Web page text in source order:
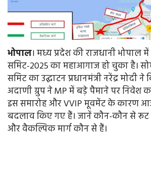
भोपाल। मध्य प्रदेश की राजधानी भोपाल
समिट-2025 का महाआगाज हो चुका है।
समिट का उद्घाटन प्रधानमंत्री नरेंद्र मोदी ने
अदाणी ग्रुप ने MP में बड़े पैमाने पर निवेश
इस समारोह और VVIP मूवमेंट के कारण आज
बदलाव किए गए हैं। जानें कौन-कौन से रूट
और वैकल्पिक मार्ग कौन से हैं।